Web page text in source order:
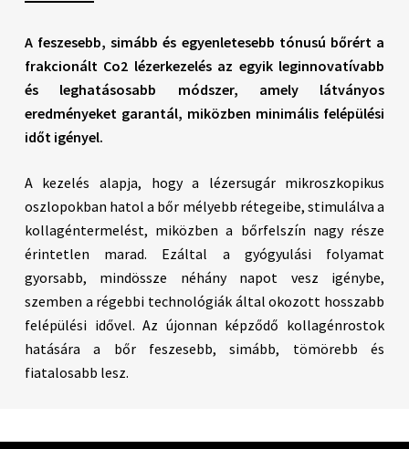
A feszesebb, simább és egyenletesebb tónusú bőrért a
frakcionált Co2 lézerkezelés az egyik leginnovatívabb
és leghatásosabb módszer, amely látványos
eredményeket garantál, miközben minimális felépülési
időt igényel.
A kezelés alapja, hogy a lézersugár mikroszkopikus
oszlopokban hatol a bőr mélyebb rétegeibe, stimulálva a
kollagéntermelést, miközben a bőrfelszín nagy része
érintetlen marad. Ezáltal a gyógyulási folyamat
gyorsabb, mindössze néhány napot vesz igénybe,
szemben a régebbi technológiák által okozott hosszabb
felépülési idővel. Az újonnan képződő kollagénrostok
hatására a bőr feszesebb, simább, tömörebb és
fiatalosabb lesz.